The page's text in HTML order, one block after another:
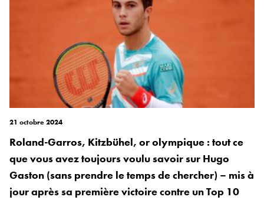
21 octobre 2024
Roland-Garros, Kitzbühel, or olympique : tout ce
que vous avez toujours voulu savoir sur Hugo
Gaston (sans prendre le temps de chercher) – mis à
jour après sa première victoire contre un Top 10